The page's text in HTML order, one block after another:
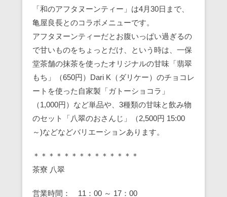
「和のアフタヌーンティー」は4月30日まで、
亀屋良長とのコラボメニューです。
アフタヌーンティーだとお腹いっぱい過ぎるの
で甘いものをちょっとだけ、という時は、一保
堂茶舗の抹茶を使ったオリジナルの甘味「翡翠
もち」（650円）Dari K（ダリケー）のチョコレ
ートを使った自家製「ガトーショコラ」
（1,000円）など単品や、3種類の甘味と飲み物
のセット「八翠のおさんじ」（2,500円 15:00
～)などなどバリエーションあります。
＊＊＊＊＊＊＊＊＊＊＊＊＊＊
茶寮 八翠
営業時間： 11：00 ～ 17：00